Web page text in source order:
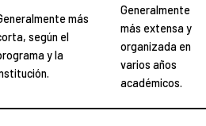
más
según el
y la
Generalmente
más extensa y
organizada en
varios años
académicos.